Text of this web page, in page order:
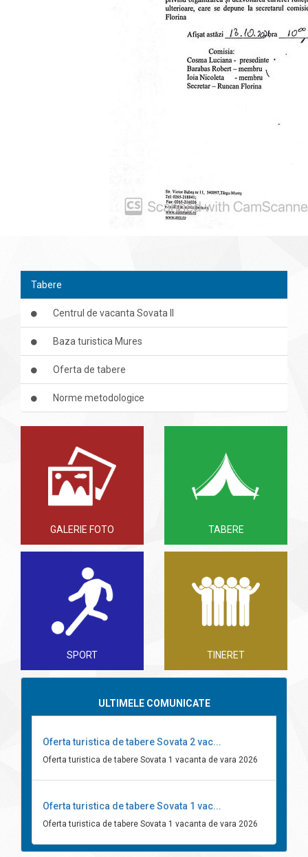
Tabere
Centrul de vacanta Sovata II
Baza turistica Mures
Oferta de tabere
Norme metodologice
GALERIE FOTO TABERE
SPORT TINERET
ULTIMELE COMUNICATE
Oferta turistica de tabere Sovata 2 vac...
Oferta turistica de tabere Sovata 1 vacanta de vara 2026
Oferta turistica de tabere Sovata 1 vac...
Oferta turistica de tabere Sovata 1 vacanta de vara 2026